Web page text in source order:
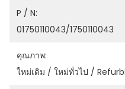
P / N:
01750110043/1750110043
คุณภาพ:
ใหม่เดิม / ใหม่ทั่วไป /